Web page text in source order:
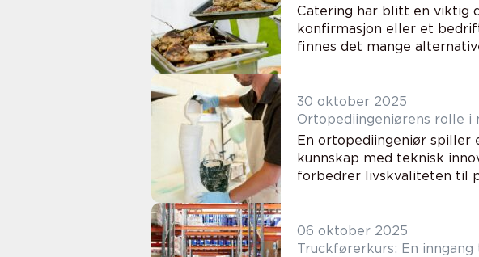
Catering har blitt en viktig
konfirmasjon eller et
finnes det mange
30 oktober 2025
Ortopediingeniørens rolle i
En ortopediingeniør spiller
kunnskap med teknisk
forbedrer livskvaliteten til
06 oktober 2025
Truckførerkurs: En